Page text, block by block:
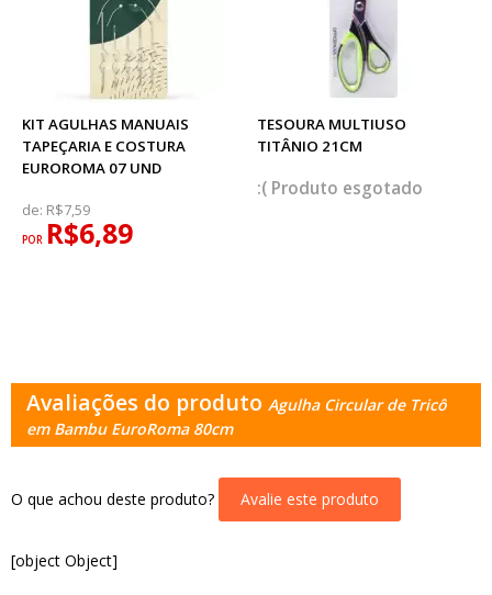
KIT AGULHAS MANUAIS
TAPEÇARIA E COSTURA
EUROROMA 07 UND
de: R$7,59
POR R$6,89
TESOURA MULTIUSO
TITÂNIO 21CM
esgotado
Avaliações do produto Agulha Circular de Tricô
em Bambu EuroRoma 80cm
O que achou deste produto? Avalie este produto
[object Object]